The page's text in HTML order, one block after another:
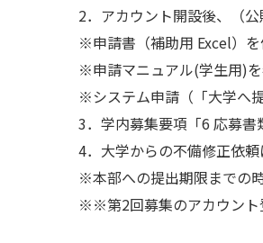
2．アカウント開設後、（
※申請書（補助用 Excel）を
※申請マニュアル(学生用)を
※システム申請（「大学へ
3．学内募集要項「6 応募書
4．大学からの不備修正依
※本部への提出期限までの
※※第2回募集のアカウント